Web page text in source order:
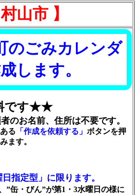
村山市 】
のごみカレンダ
します。
です★★
のお名前、住所は不要です。
る 「作成を依頼する」 ボタンを押
ます。
指定型」に限ります。
”缶・びん”が第1・3水曜日の様に